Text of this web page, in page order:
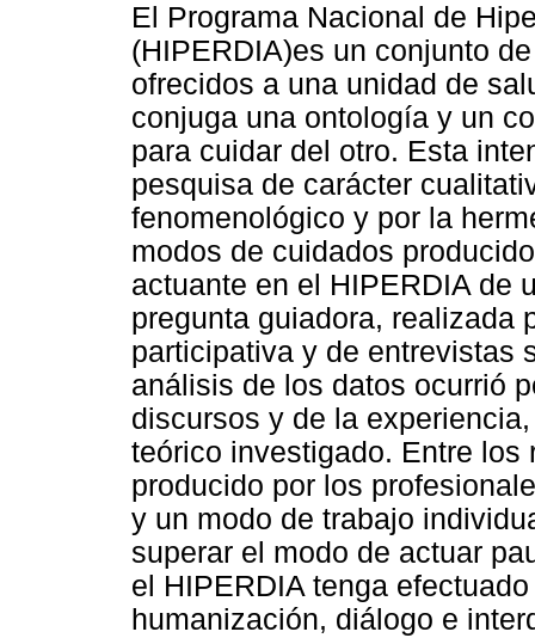
El Programa Nacional de
(HIPERDIA)es un conjunto
ofrecidos a una unidad de
conjuga una ontología y un
para cuidar del otro. Esta
pesquisa de carácter
fenomenológico y por la
modos de cuidados
actuante en el HIPERDIA de
pregunta guiadora, realizada
participativa y de entrevistas
análisis de los datos ocurrió
discursos y de la
teórico investigado. Entre
producido por los
y un modo de trabajo
superar el modo de actuar
el HIPERDIA tenga
humanización, diálogo e